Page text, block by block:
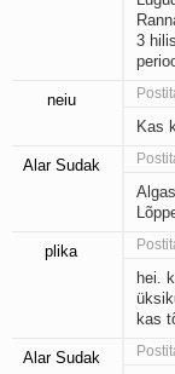
3
neiu
Kas
Alar Sudak
plika
hei.
kas
Alar Sudak